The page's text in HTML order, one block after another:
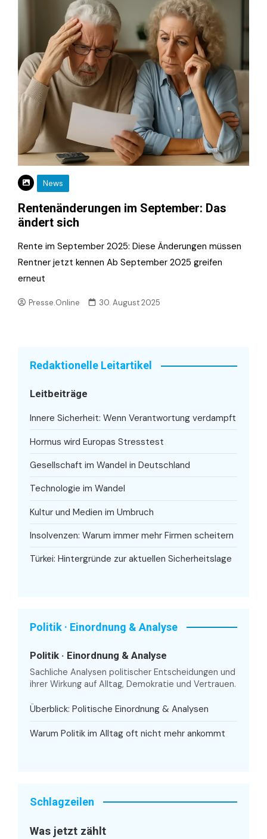
News
Rentenänderungen im September: Das
ändert sich
Rente im September 2025: Diese Änderungen müssen
Rentner jetzt kennen Ab September 2025 greifen
erneut
Presse.Online 30. August 2025
Redaktionelle Leitartikel
Leitbeiträge
Innere Sicherheit: Wenn Verantwortung verdampft
Hormus wird Europas Stresstest
Gesellschaft im Wandel in Deutschland
Technologie im Wandel
Kultur und Medien im Umbruch
Insolvenzen: Warum immer mehr Firmen scheitern
Türkei: Hintergründe zur aktuellen Sicherheitslage
Politik · Einordnung & Analyse
Politik · Einordnung & Analyse
Sachliche Analysen politischer Entscheidungen und
ihrer Wirkung auf Alltag, Demokratie und Vertrauen.
Überblick: Politische Einordnung & Analysen
Warum Politik im Alltag oft nicht mehr ankommt
Schlagzeilen
Was jetzt zählt